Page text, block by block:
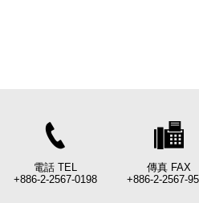
電話 TEL
+886-2-2567-0198
傳真 FAX
+886-2-2567-